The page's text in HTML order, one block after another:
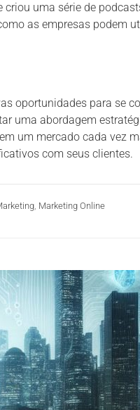
criou uma série de
as empresas podem
oportunidades para se
uma abordagem
um mercado cada vez
com seus clientes.
, Marketing Online